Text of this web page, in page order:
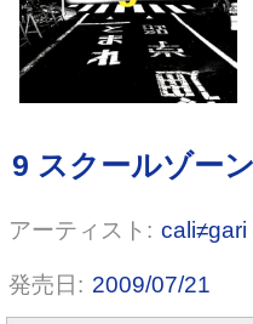
cali≠gari
2009/07/21
Zany Zap Complex #1